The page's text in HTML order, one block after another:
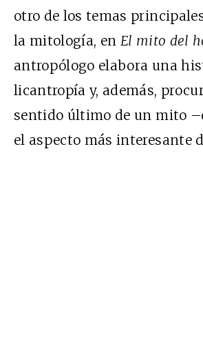
otro de los temas
la mitología, en El mito del
antropólogo elabora una
licantropía y, además,
sentido último de un mito
el aspecto más interesante